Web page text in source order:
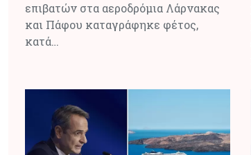
επιβατών στα αεροδρόμια Λάρνακας
και Πάφου καταγράφηκε φέτος,
κατά…